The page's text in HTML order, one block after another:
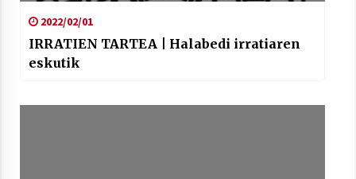
2022/02/01
IRRATIEN TARTEA | Halabedi irratiaren
eskutik